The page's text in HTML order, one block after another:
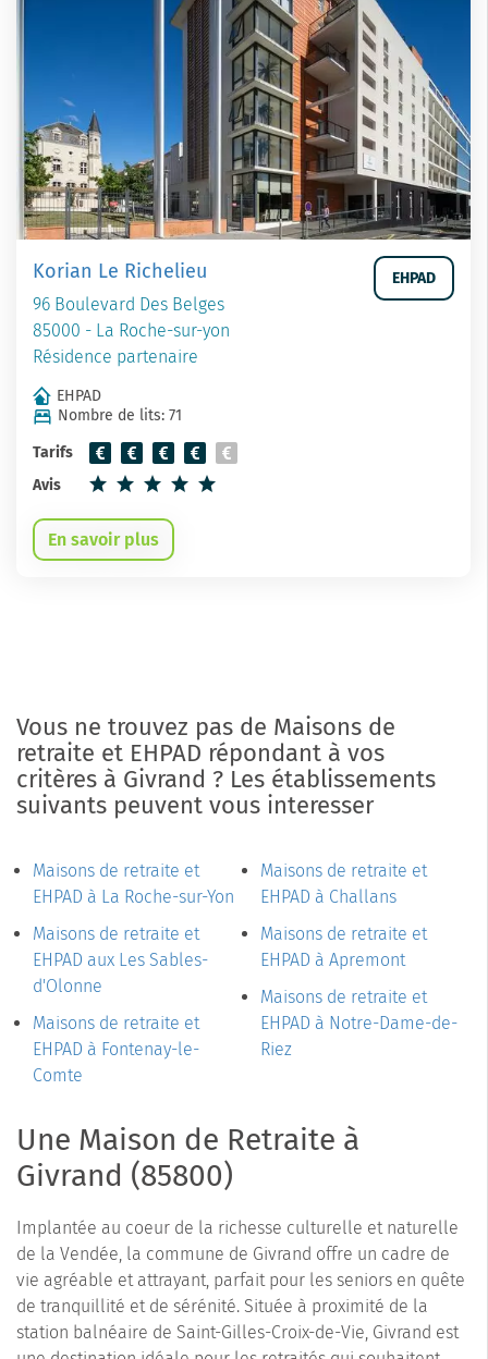
Korian Le Richelieu
96 Boulevard Des Belges
85000 - La Roche-sur-yon
Résidence partenaire
EHPAD
EHPAD
Nombre de lits: 71
Tarifs
Avis
En savoir plus
Vous ne trouvez pas de Maisons de
retraite et EHPAD répondant à vos
critères à Givrand ? Les établissements
suivants peuvent vous interesser
Maisons de retraite et
EHPAD à La Roche-sur-Yon
Maisons de retraite et
EHPAD aux Les Sables-
d'Olonne
Maisons de retraite et
EHPAD à Fontenay-le-
Comte
Maisons de retraite et
EHPAD à Challans
Maisons de retraite et
EHPAD à Apremont
Maisons de retraite et
EHPAD à Notre-Dame-de-
Riez
Une Maison de Retraite à
Givrand (85800)
Implantée au coeur de la richesse culturelle et naturelle
de la Vendée, la commune de Givrand offre un cadre de
vie agréable et attrayant, parfait pour les seniors en quête
de tranquillité et de sérénité. Située à proximité de la
station balnéaire de Saint-Gilles-Croix-de-Vie, Givrand est